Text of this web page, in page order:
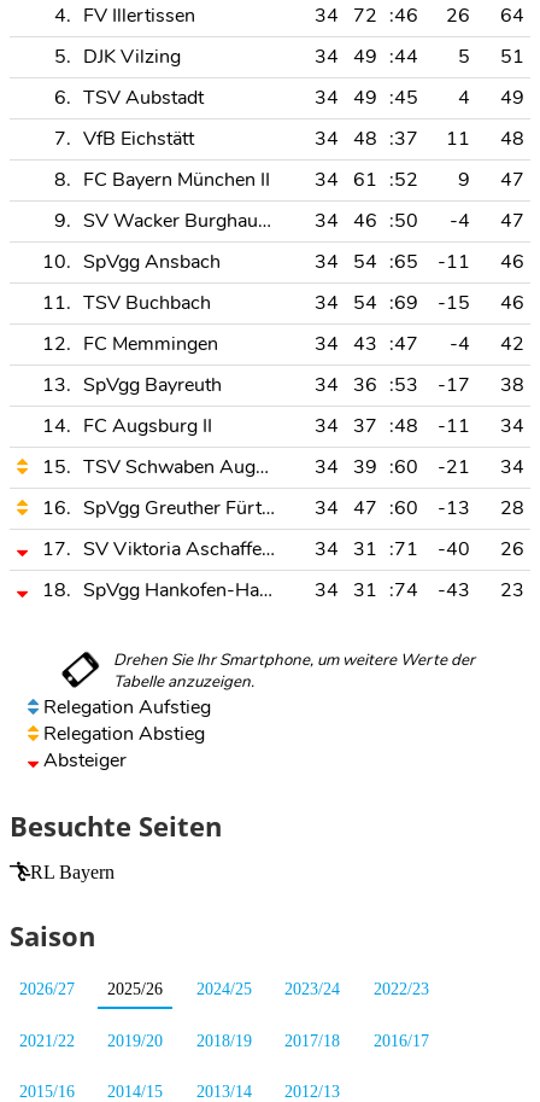
4. FV Illertissen 34 72 :46 26
64
5. DJK Vilzing 34 49 :44 5
51
6. TSV Aubstadt 34 49 :45 4
49
7. VfB Eichstätt 34 48 :37 11
48
8. FC Bayern München II 34 61 :52 9
47
9.
SV Wacker Burghausen 34 46 :50 -4
47
10. SpVgg Ansbach 34 54 :65 -11
46
11. TSV Buchbach 34 54 :69 -15
46
12. FC Memmingen 34 43 :47 -4
42
13. SpVgg Bayreuth 34 36 :53 -17
38
14. FC Augsburg II 34 37 :48 -11
34
15.
TSV Schwaben Augsburg 34 39 :60 -21
34
16.
SpVgg Greuther Fürth II 34 47 :60 -13
28
17.
SV Viktoria Aschaffenburg 34 31 :71 -40
26
18.
SpVgg Hankofen-Hailing 34 31 :74 -43 23
Relegation Aufstieg
Relegation Abstieg
Absteiger
Besuchte Seiten
RL Bayern
Saison
2026/27 2025/26 2024/25 2023/24 2022/23
2021/22 2019/20 2018/19 2017/18 2016/17
2015/16 2014/15 2013/14 2012/13